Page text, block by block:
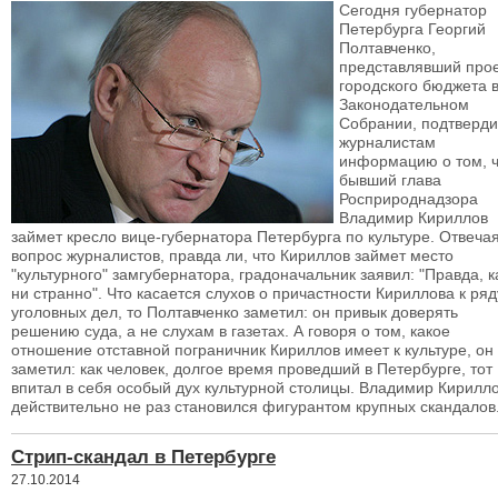
Сегодня губернатор
Петербурга Георгий
Полтавченко,
представлявший
городского бюджета в
Законодательном
Собрании,
журналистам
информацию о том,
бывший глава
Росприроднадзора
Владимир Кириллов
займет кресло вице-губернатора Петербурга по культуре.
вопрос журналистов, правда ли, что Кириллов займет место
"культурного" замгубернатора, градоначальник заявил: "Правда,
ни странно". Что касается слухов о причастности Кириллова к
уголовных дел, то Полтавченко заметил: он привык доверять
решению суда, а не слухам в газетах. А говоря о том, какое
отношение отставной пограничник Кириллов имеет к культуре, он
заметил: как человек, долгое время проведший в Петербурге, тот
впитал в себя особый дух культурной столицы. Владимир
действительно не раз становился фигурантом крупных
Стрип-скандал в Петербурге
27.10.2014